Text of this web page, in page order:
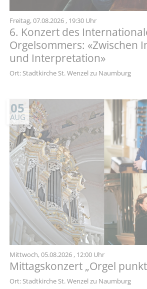
Freitag,07.08.2026 , 19:30 Uhr
6. Konzert des
Orgelsommers: «Zwischen
und Interpretation»
Ort: Stadtkirche St. Wenzel zu Naumburg
05
AUG
Mittwoch,05.08.2026 , 12:00 Uhr
Mittagskonzert „Orgel
Ort: Stadtkirche St. Wenzel zu Naumburg